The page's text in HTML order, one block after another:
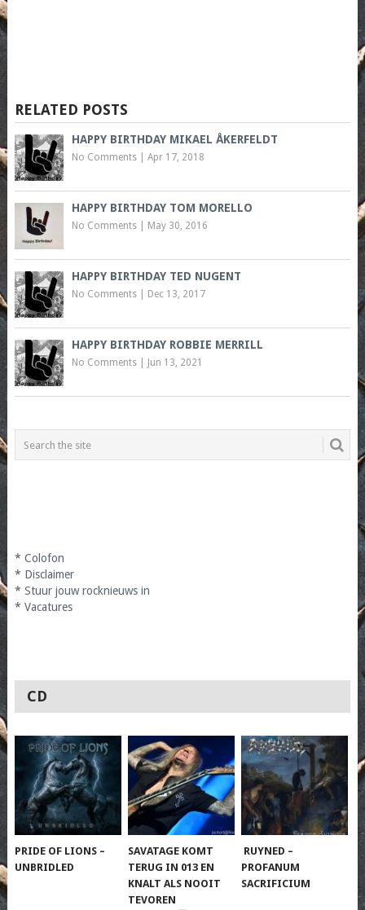
RELATED POSTS
HAPPY BIRTHDAY MIKAEL ÅKERFELDT
No Comments| Apr 17, 2018
HAPPY BIRTHDAY TOM MORELLO
No Comments| May 30, 2016
HAPPY BIRTHDAY TED NUGENT
No Comments| Dec 13, 2017
HAPPY BIRTHDAY ROBBIE MERRILL
No Comments| Jun 13, 2021
* Colofon
* Disclaimer
* Stuur jouw rocknieuws in
* Vacatures
CD
PRIDE OF LIONS –
UNBRIDLED
SAVATAGE KOMT
TERUG IN 013 EN
KNALT ALS NOOIT
TEVOREN
RUYNED –
PROFANUM
SACRIFICIUM